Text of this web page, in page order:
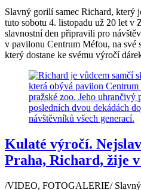
Slavný gorilí samec Richard, který
tuto sobotu 4. listopadu už 20 let v
slavnostní den připravili pro
v pavilonu Centrum Méfou, na své
který dostane ke svému výročí
Kulaté výročí.
Praha, Richard, žije
/VIDEO, FOTOGALERIE/ Slavný